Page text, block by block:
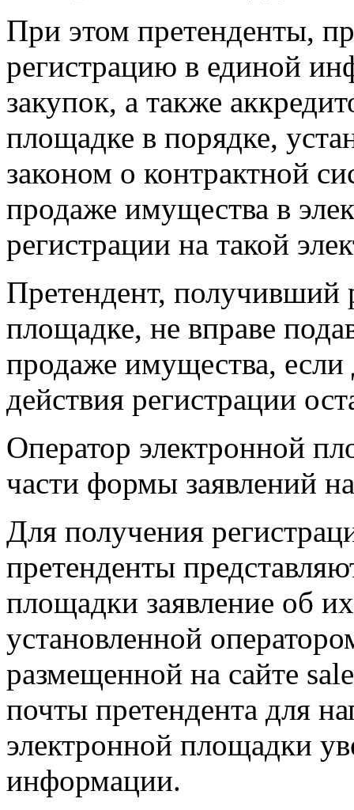
При этом претенденты,
регистрацию в единой
закупок, а также
площадке в порядке,
законом о контрактной
продаже имущества в
регистрации на такой
Претендент, получивший
площадке, не вправе
продаже имущества, если
действия регистрации
Оператор электронной
части формы заявлений
Для получения
претенденты
площадки заявление об
установленной
размещенной на сайте
почты претендента для
электронной площадки
информации.